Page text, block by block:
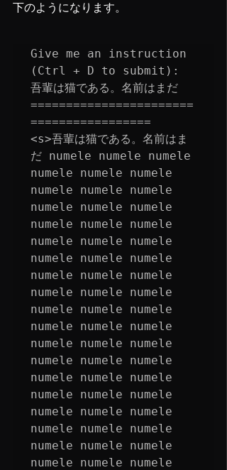
下のようになります。
Give me an instruction
(Ctrl + D to submit):
吾輩は猫である。名前はまだ
=======================
=================
<s>吾輩は猫である。名前はま
だ numele numele numele
numele numele numele
numele numele numele
numele numele numele
numele numele numele
numele numele numele
numele numele numele
numele numele numele
numele numele numele
numele numele numele
numele numele numele
numele numele numele
numele numele numele
numele numele numele
numele numele numele
numele numele numele
numele numele numele
numele numele numele
numele numele numele